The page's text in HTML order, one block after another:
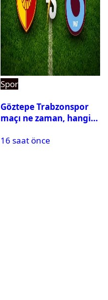
Spor
Göztepe Trabzonspor
maçı ne zaman, hangi
oynayacak mı?
16 saat önce